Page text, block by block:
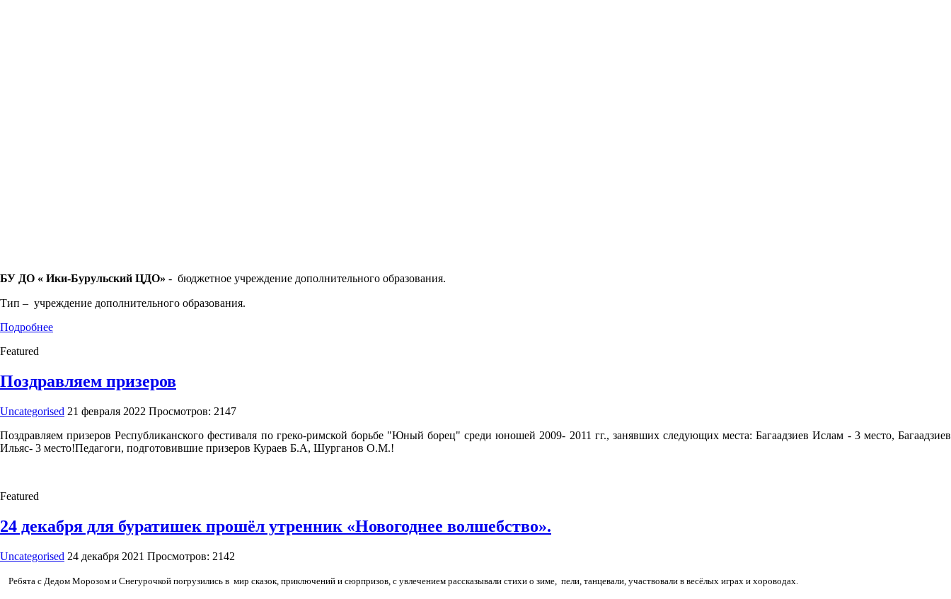
БУ ДО « Ики-Бурульский ЦДО» - бюджетное учреждение дополнительного образования.
Тип – учреждение дополнительного образования.
Подробнее
Featured
Поздравляем призеров
Uncategorised 21 февраля 2022 Просмотров: 2147
Поздравляем призеров Республиканского фестиваля по греко-римской борьбе "Юный борец" среди юношей 2009- 2011 гг., занявших следующих места: Багаадзиев Ислам - 3 место, Багаадзиев
Ильяс- 3 место!Педагоги, подготовившие призеров Кураев Б.А, Шурганов О.М.!
Featured
24 декабря для буратишек прошёл утренник «Новогоднее волшебство».
Uncategorised 24 декабря 2021 Просмотров: 2142
Ребята с Дедом Морозом и Снегурочкой погрузились в мир сказок, приключений и сюрпризов, с увлечением рассказывали стихи о зиме, пели, танцевали, участвовали в весёлых играх и хороводах.